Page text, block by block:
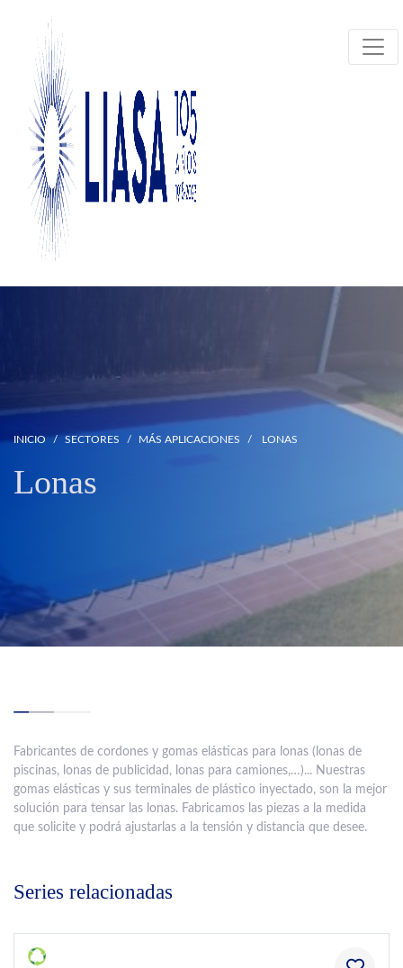
INICIO SECTORES MÁS APLICACIONES LONAS
Lonas
Fabricantes de cordones y gomas elásticas para lonas (lonas de
piscinas, lonas de publicidad, lonas para camiones,…)... Nuestras
gomas elásticas y sus terminales de plástico inyectado, son la mejor
solución para tensar las lonas. Fabricamos las piezas a la medida
que solicite y podrá ajustarlas a la tensión y distancia que desee.
Series relacionadas